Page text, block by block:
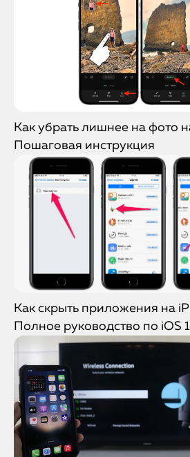
Как убрать лишнее на фото
Пошаговая инструкция
Как скрыть приложения на
Полное руководство по iOS